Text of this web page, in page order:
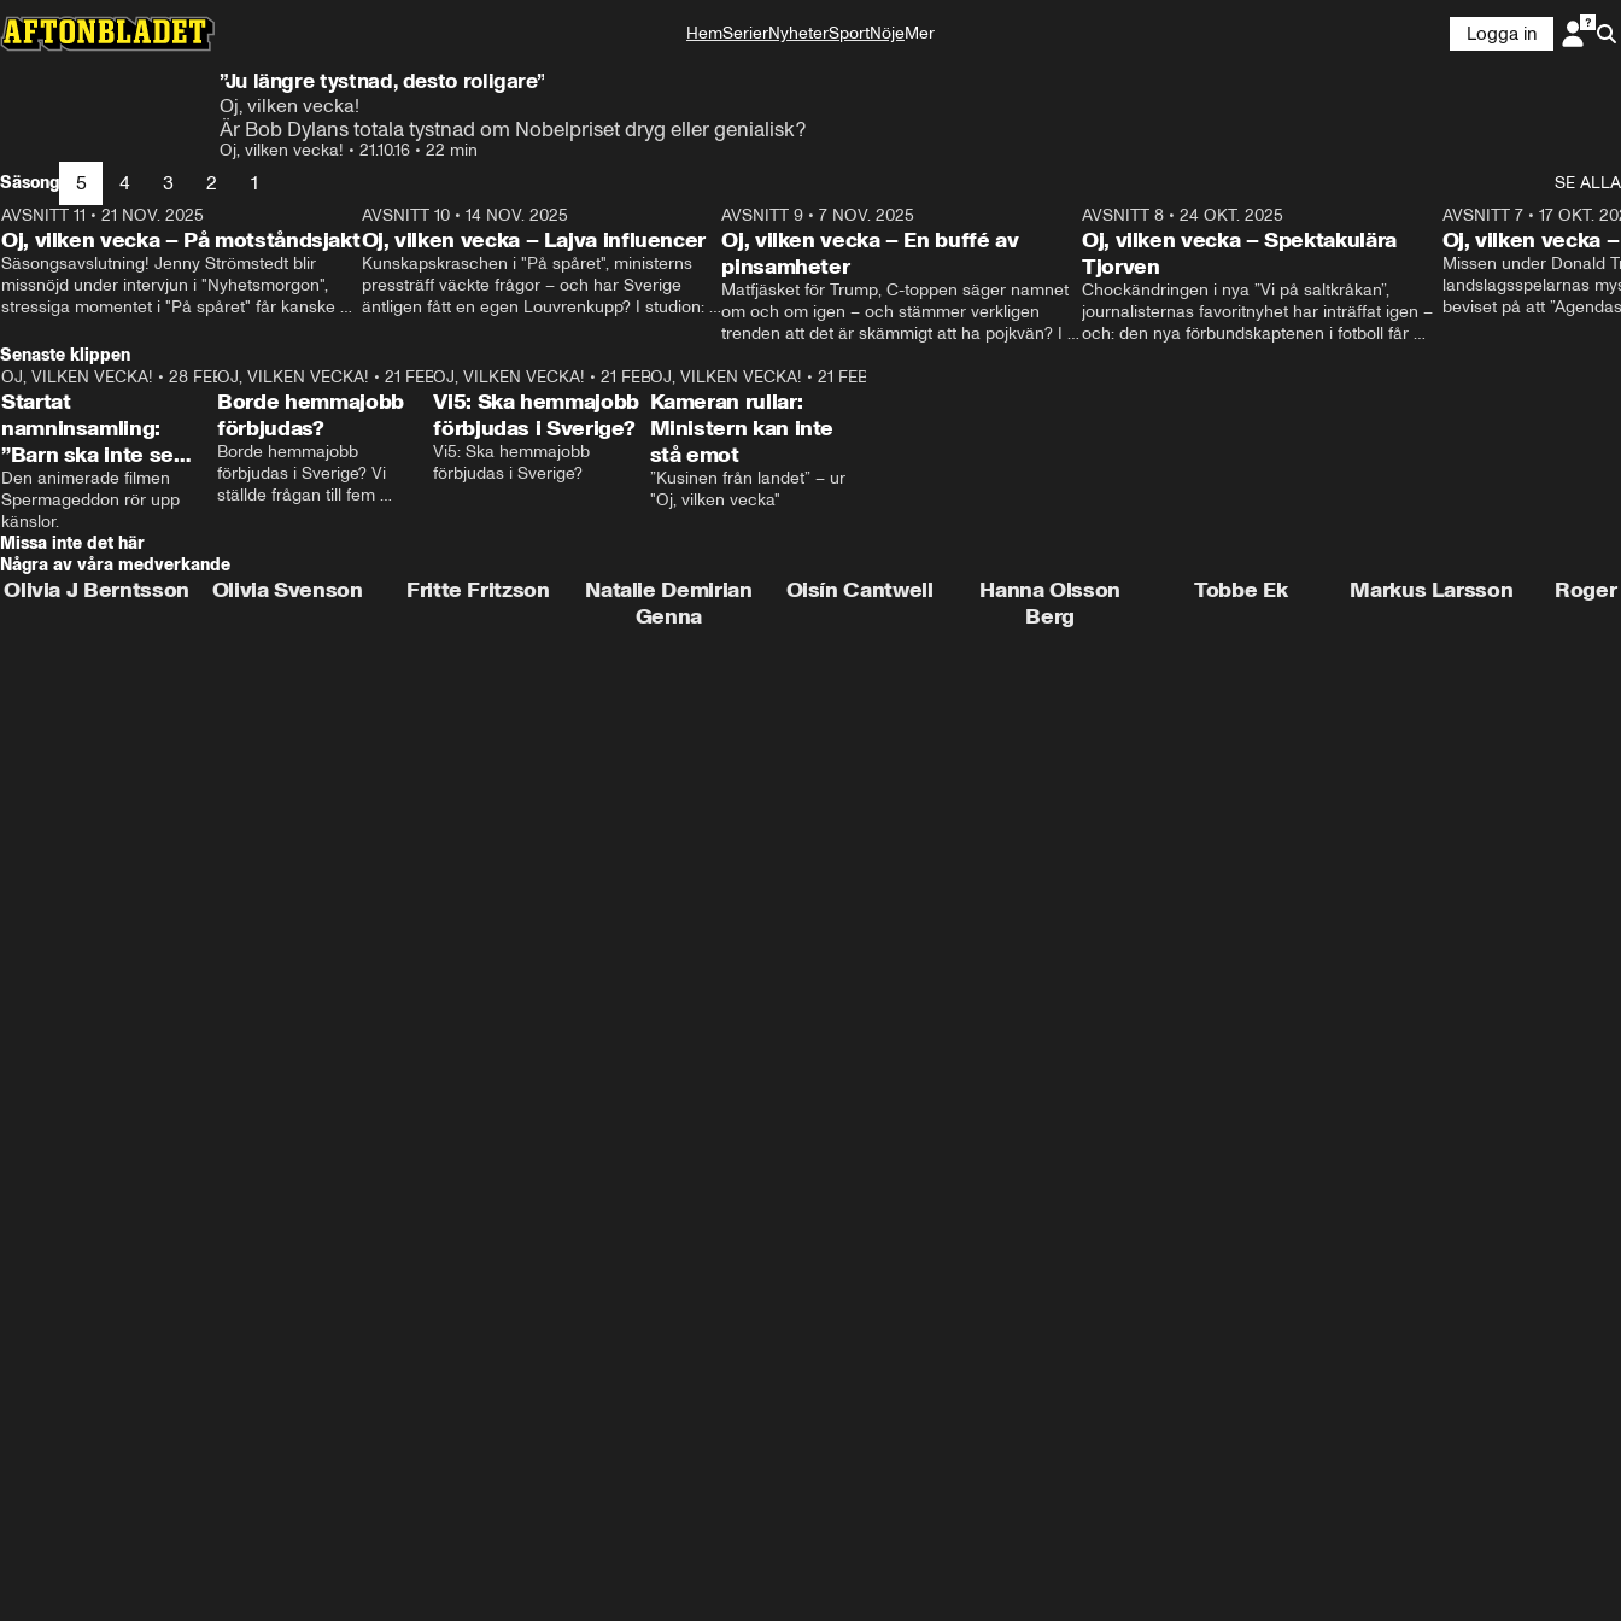
HemSerierNyheterSportNöjeMer
Logga in
”Ju längre tystnad, desto roligare”
Oj, vilken vecka!
Är Bob Dylans totala tystnad om Nobelpriset dryg eller genialisk?
Oj, vilken vecka! • 21.10.16 • 22 min
Säsong
5 4 3 2 1
SE ALLA
AVSNITT 11 • 21 NOV. 2025
Oj, vilken vecka – På motståndsjakt
Säsongsavslutning! Jenny Strömstedt blir
missnöjd under intervjun i "Nyhetsmorgon",
stressiga momentet i "På spåret" får kanske
Liberalerna om? I studion: Oisin Cantwell och
Karin Pettersson.
21:14
AVSNITT 10• 14 NOV. 2025
Oj, vilken vecka – Lajva influencer
Kunskapskraschen i "På spåret", ministerns
pressträff väckte frågor – och har Sverige
äntligen fått en egen Louvrenkupp? I studion:
AVSNITT 9 •7 NOV. 2025
Oj, vilken vecka – En buffé av
pinsamheter
Matfjäsket för Trump, C-toppen säger namnet
om och om igen – och stämmer verkligen
trenden att det är skämmigt att ha pojkvän? I
AVSNITT 8• 24 OKT. 2025
Oj, vilken vecka – Spektakulära
Tjorven
Chockändringen i nya ”Vi på saltkråkan”,
journalisternas favoritnyhet har inträffat igen –
och: den nya förbundskaptenen i fotboll får
AVSNITT 7• 17 OKT.
Oj, vilken vecka
Missen under Donald
landslagsspelarnas
beviset på att
Senaste klippen
2:40
OJ, VILKEN VECKA! • 28 FEB. 2025
Startat
namninsamling:
”Barn ska inte se
porr”
Den animerade filmen
Spermageddon rör upp
känslor.
0:57
OJ, VILKEN VECKA! •21 FEB. 2025
Borde hemmajobb
förbjudas?
Borde hemmajobb
förbjudas i Sverige? Vi
ställde frågan till fem
1:03
OJ, VILKEN VECKA! •21 FEB. 2025
Vi5: Ska hemmajobb
förbjudas i Sverige?
Vi5: Ska hemmajobb
förbjudas i Sverige?
1:29
OJ, VILKEN VECKA! • 21 FEB. 2025
Kameran rullar:
Ministern kan inte
stå emot
”Kusinen från landet” – ur
"Oj, vilken vecka"
Missa inte det här
Några av våra medverkande
Olivia J Berntsson Olivia Svenson Fritte Fritzson
Natalie Demirian
Genna
Oisín Cantwell
Hanna Olsson
Berg
Tobbe Ek Markus Larsson